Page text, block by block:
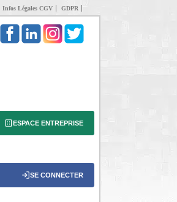
Infos Légales CGV GDPR
ESPACE ENTREPRISE
SE CONNECTER